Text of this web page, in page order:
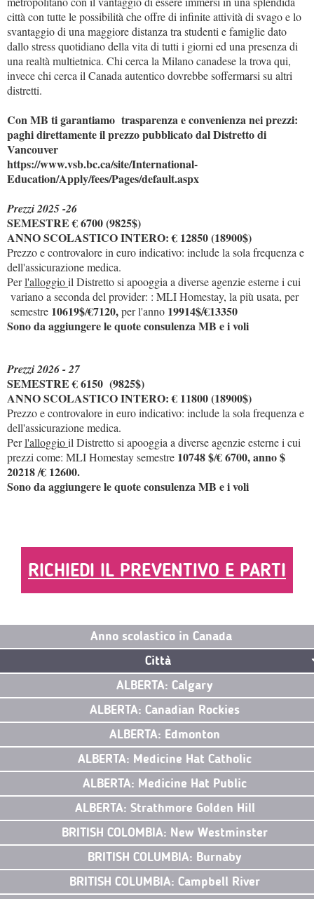
città con tutte le possibilità che offre di infinite attività di svago e lo
svantaggio di una maggiore distanza tra studenti e famiglie dato
dallo stress quotidiano della vita di tutti i giorni ed una presenza di
una realtà multietnica. Chi cerca la Milano canadese la trova qui,
invece chi cerca il Canada autentico dovrebbe soffermarsi su altri
distretti.
Con MB ti garantiamo trasparenza e convenienza nei prezzi:
paghi direttamente il prezzo pubblicato dal Distretto di
Vancouver
https://www.vsb.bc.ca/site/International-
Education/Apply/fees/Pages/default.aspx
Prezzi 2025 -26
SEMESTRE € 6700 (9825$)
ANNO SCOLASTICO INTERO: € 12850 (18900$)
Prezzo e controvalore in euro indicativo: include la sola frequenza e
dell'assicurazione medica.
Perl'alloggioil Distretto si apooggia a diverse agenzie esterne i cui
variano a seconda del provider: : MLI Homestay, la più usata, per
semestre 10619$/€7120,per l'anno 19914$/€13350
Sono da aggiungere le quote consulenza MB e i voli
Prezzi 2026 - 27
SEMESTRE € 6150 (9825$)
ANNO SCOLASTICO INTERO: € 11800 (18900$)
Prezzo e controvalore in euro indicativo: include la sola frequenza e
dell'assicurazione medica.
Perl'alloggioil Distretto si apooggia a diverse agenzie esterne i cui
prezzi come: MLI Homestay semestre 10748 $/€ 6700, anno $
20218/€ 12600.
Sono da aggiungere le quote consulenza MB e i voli
RICHIEDI IL PREVENTIVO E PARTI
Anno scolastico in Canada
Città
ALBERTA: Calgary
ALBERTA: Canadian Rockies
ALBERTA: Edmonton
ALBERTA: Medicine Hat Catholic
ALBERTA: Medicine Hat Public
ALBERTA: Strathmore Golden Hill
BRITISH COLOMBIA: New Westminster
BRITISH COLUMBIA: Burnaby
BRITISH COLUMBIA: Campbell River